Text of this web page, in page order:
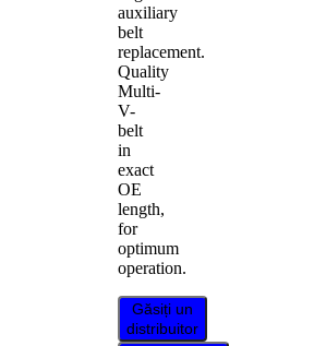
auxiliary
belt
replacement.
Quality
Multi-
V-
belt
in
exact
OE
length,
for
optimum
operation.
Găsiți un
distribuitor